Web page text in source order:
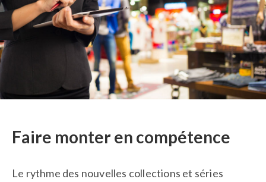
Faire monter en compétence
Le rythme des nouvelles collections et séries